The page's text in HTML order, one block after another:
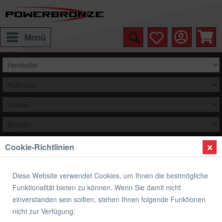
Menü
Auswählen
Filter
Luftfilter, Ölfilter, Benzinfilter
Cookie-Richtlinien
Diese Website verwendet Cookies, um Ihnen die bestmögliche
Funktionalität bieten zu können. Wenn Sie damit nicht
einverstanden sein sollten, stehen Ihnen folgende Funktionen
nicht zur Verfügung: